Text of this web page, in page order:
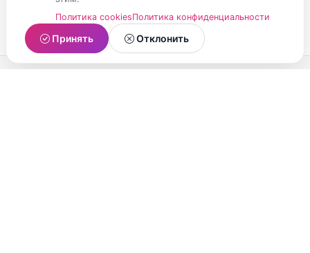
Политика cookiesПолитика конфиденциальности
Принять Отклонить